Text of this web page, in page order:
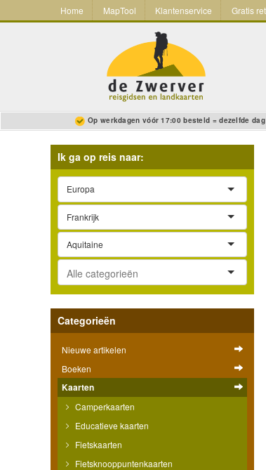
Home MapTool Klantenservice Gratis
Op werkdagen vóór 17:00 besteld = dezelfde
Ik ga op reis naar:
Europa
Frankrijk
Aquitaine
Categorieën
Nieuwe artikelen
Boeken
Kaarten
Camperkaarten
Educatieve kaarten
Fietskaarten
Fietsknooppuntenkaarten